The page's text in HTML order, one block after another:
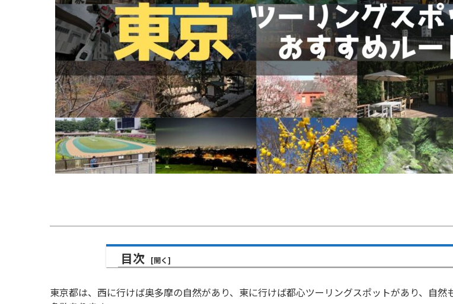
目次
東京都は、西に行けば奥多摩の自然があり、東に行けば都心ツーリングスポットがあり、自然